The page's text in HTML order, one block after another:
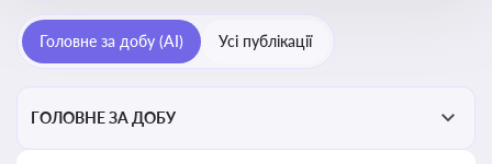
Головне за добу (AI) Усі публікації
ГОЛОВНЕ ЗА ДОБУ